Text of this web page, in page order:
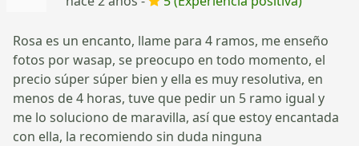
Rosa es un encanto, llame para 4 ramos, me enseño
fotos por wasap, se preocupo en todo momento, el
precio súper súper bien y ella es muy resolutiva, en
menos de 4 horas, tuve que pedir un 5 ramo igual y
me lo soluciono de maravilla, así que estoy encantada
con ella, la recomiendo sin duda ninguna